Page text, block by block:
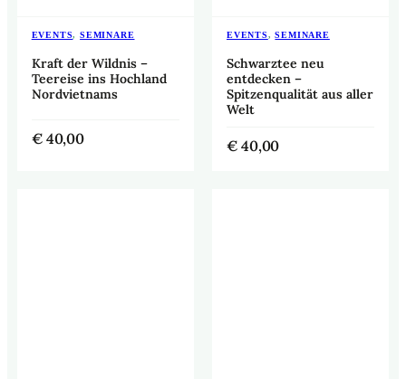
EVENTS,SEMINARE
Kraft der Wildnis –
Teereise ins Hochland
Nordvietnams
€ 40,00
EVENTS,SEMINARE
Schwarztee neu
entdecken –
Spitzenqualität aus aller
Welt
€ 40,00